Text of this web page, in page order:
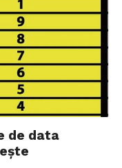
de data